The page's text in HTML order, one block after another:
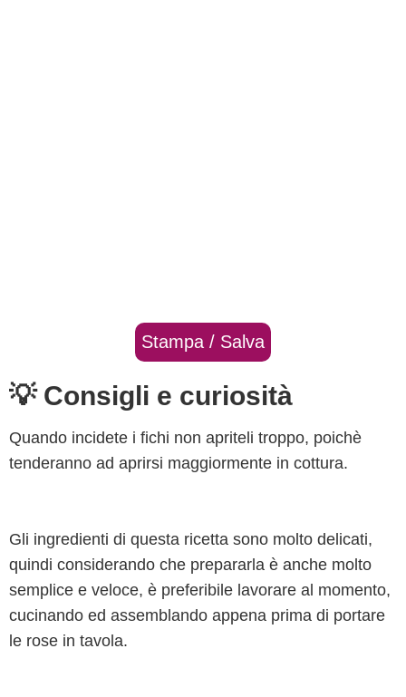
Stampa / Salva
💡 Consigli e curiosità
Quando incidete i fichi non apriteli troppo, poichè
tenderanno ad aprirsi maggiormente in cottura.
Gli ingredienti di questa ricetta sono molto delicati,
quindi considerando che prepararla è anche molto
semplice e veloce, è preferibile lavorare al momento,
cucinando ed assemblando appena prima di portare
le rose in tavola.